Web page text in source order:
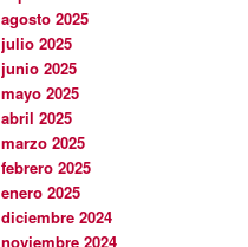
agosto 2025
julio 2025
junio 2025
mayo 2025
abril 2025
marzo 2025
febrero 2025
enero 2025
diciembre 2024
noviembre 2024